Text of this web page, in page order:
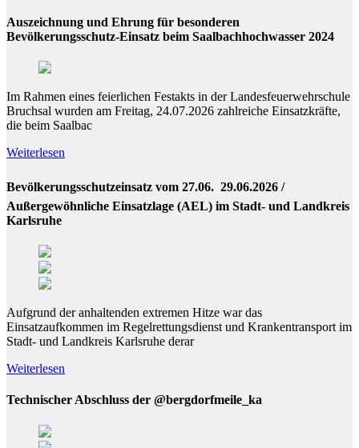
Auszeichnung und Ehrung für besonderen
Bevölkerungsschutz-Einsatz beim Saalbachhochwasser 2024
Im Rahmen eines feierlichen Festakts in der Landesfeuerwehrschule
Bruchsal wurden am Freitag, 24.07.2026 zahlreiche Einsatzkräfte,
die beim Saalbac
Weiterlesen
Bevölkerungsschutzeinsatz vom 27.06.  29.06.2026 /
Außergewöhnliche Einsatzlage (AEL) im Stadt- und Landkreis
Karlsruhe
Aufgrund der anhaltenden extremen Hitze war das
Einsatzaufkommen im Regelrettungsdienst und Krankentransport im
Stadt- und Landkreis Karlsruhe derar
Weiterlesen
Technischer Abschluss der @bergdorfmeile_ka